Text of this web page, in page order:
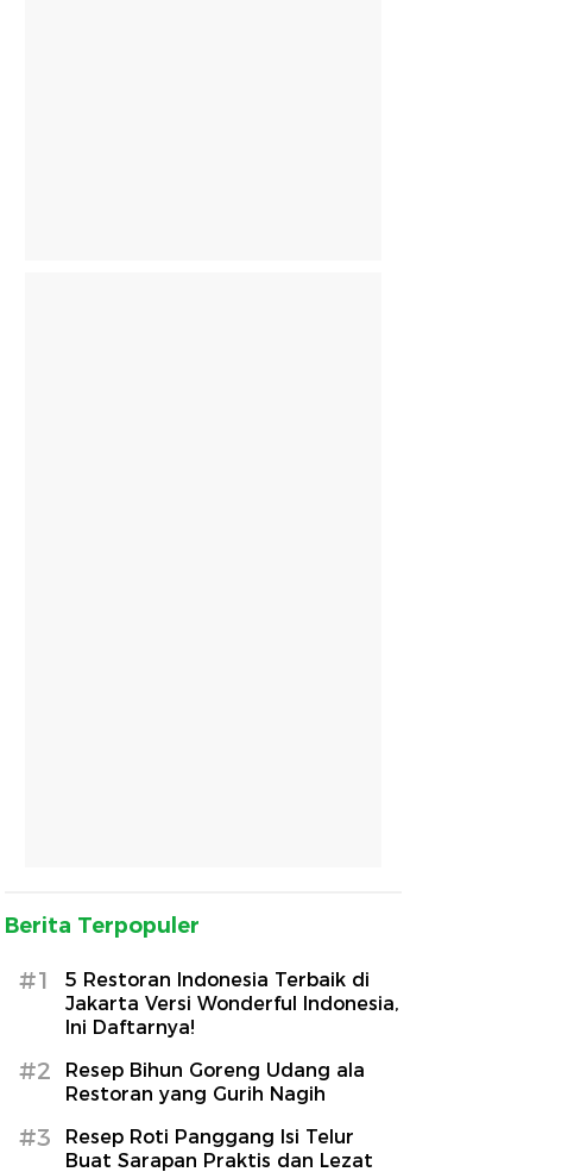
Berita Terpopuler
#1
5 Restoran Indonesia Terbaik di
Jakarta Versi Wonderful Indonesia,
Ini Daftarnya!
#2
Resep Bihun Goreng Udang ala
Restoran yang Gurih Nagih
#3
Resep Roti Panggang Isi Telur
Buat Sarapan Praktis dan Lezat